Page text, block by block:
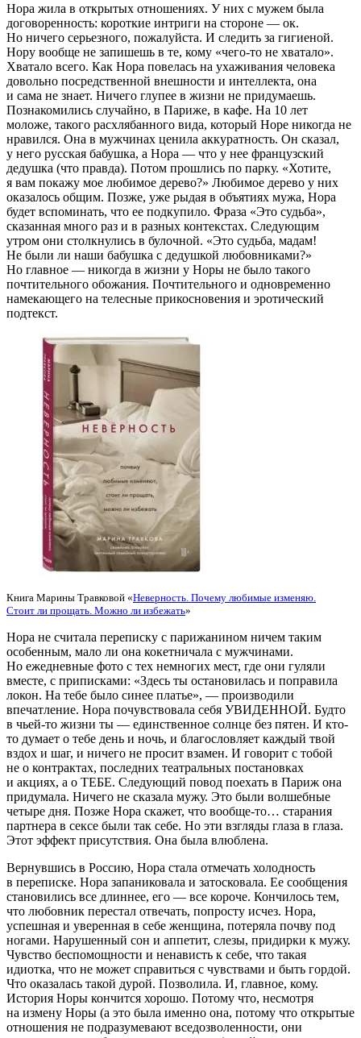
Нора жила в открытых отношениях. У них с мужем была
договоренность: короткие интриги на стороне — ок.
Но ничего серьезного, пожалуйста. И следить за гигиеной.
Нору вообще не запишешь в те, кому «чего-то не хватало».
Хватало всего. Как Нора повелась на ухаживания человека
довольно посредственной внешности и интеллекта, она
и сама не знает. Ничего глупее в жизни не придумаешь.
Познакомились случайно, в Париже, в кафе. На 10 лет
моложе, такого расхлябанного вида, который Норе никогда не
нравился. Она в мужчинах ценила аккуратность. Он сказал,
у него русская бабушка, а Нора — что у нее французский
дедушка (что правда). Потом прошлись по парку. «Хотите,
я вам покажу мое любимое дерево?» Любимое дерево у них
оказалось общим. Позже, уже рыдая в объятиях мужа, Нора
будет вспоминать, что ее подкупило. Фраза «Это судьба»,
сказанная много раз и в разных контекстах. Следующим
утром они столкнулись в булочной. «Это судьба, мадам!
Не были ли наши бабушка с дедушкой любовниками?»
Но главное — никогда в жизни у Норы не было такого
почтительного обожания. Почтительного и одновременно
намекающего на телесные прикосновения и эротический
подтекст.
Книга Марины Травковой «Неверность. Почему любимые изменяю.
Стоит ли прощать. Можно ли избежать»
Нора не считала переписку с парижанином ничем таким
особенным, мало ли она кокетничала с мужчинами.
Но ежедневные фото с тех немногих мест, где они гуляли
вместе, с приписками: «Здесь ты остановилась и поправила
локон. На тебе было синее платье», — производили
впечатление. Нора почувствовала себя УВИДЕННОЙ. Будто
в чьей-то жизни ты — единственное солнце без пятен. И кто-
то думает о тебе день и ночь, и благословляет каждый твой
вздох и шаг, и ничего не просит взамен. И говорит с тобой
не о контрактах, последних театральных постановках
и акциях, а о ТЕБЕ. Следующий повод поехать в Париж она
придумала. Ничего не сказала мужу. Это были волшебные
четыре дня. Позже Нора скажет, что вообще-то… старания
партнера в сексе были так себе. Но эти взгляды глаза в глаза.
Этот эффект присутствия. Она была влюблена.
Вернувшись в Россию, Нора стала отмечать холодность
в переписке. Нора запаниковала и затосковала. Ее сообщения
становились все длиннее, его — все короче. Кончилось тем,
что любовник перестал отвечать, попросту исчез. Нора,
успешная и уверенная в себе женщина, потеряла почву под
ногами. Нарушенный сон и аппетит, слезы, придирки к мужу.
Чувство беспомощности и ненависть к себе, что такая
идиотка, что не может справиться с чувствами и быть гордой.
Что оказалась такой дурой. Позволила. И, главное, кому.
История Норы кончится хорошо. Потому что, несмотря
на измену Норы (а это была именно она, потому что открытые
отношения не подразумевают вседозволенности, они